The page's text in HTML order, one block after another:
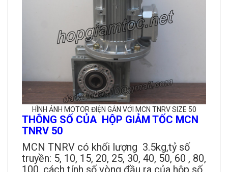
HÌNH ẢNH MOTOR ĐIỆN GẮN VỚI MCN TNRV SIZE 50
THÔNG SỐ CỦA HỘP GIẢM TỐC MCN
TNRV 50
MCN TNRV có khối lượng 3.5kg,tỷ số
truyền: 5, 10, 15, 20, 25, 30, 40, 50, 60 , 80,
100. cách tính số vòng đầu ra của hộp số